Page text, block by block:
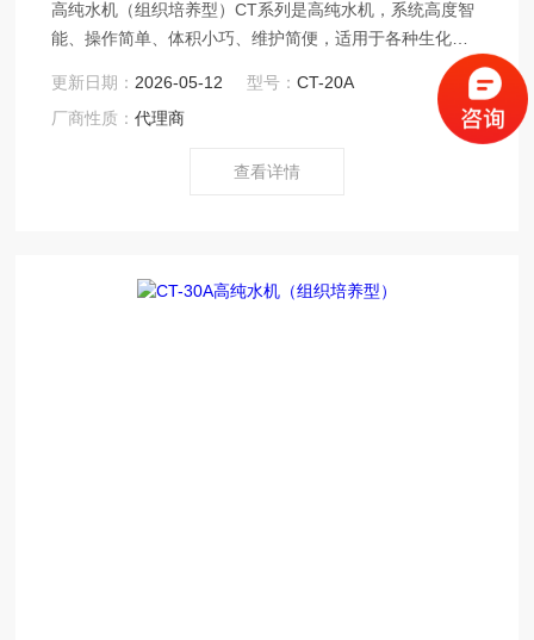
高纯水机（组织培养型）CT系列是高纯水机，系统高度智
能、操作简单、体积小巧、维护简便，适用于各种生化分
更新日期： 2026-05-12 型号：CT-20A
厂商性质：代理商
查看详情